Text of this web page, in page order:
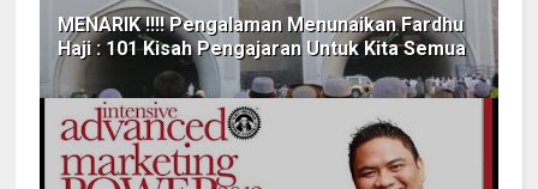
MENARIK !!!! Pengalaman Menunaikan Fardhu
Haji : 101 Kisah Pengajaran Untuk Kita Semua